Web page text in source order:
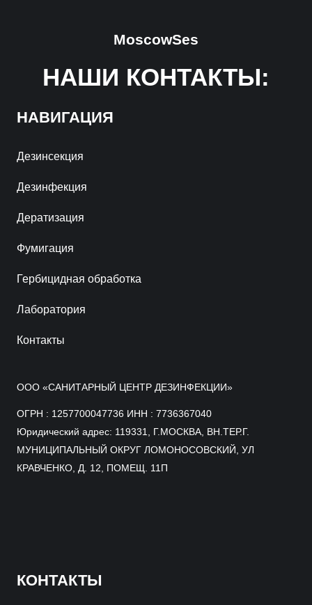
НАШИ КОНТАКТЫ:
MoscowSes
НАВИГАЦИЯ
Дезинсекция
Дезинфекция
Дератизация
Фумигация
Гербицидная обработка
Лаборатория
Контакты
ООО «САНИТАРНЫЙ ЦЕНТР ДЕЗИНФЕКЦИИ»
ОГРН : 1257700047736 ИНН : 7736367040
Юридический адрес: 119331, Г.МОСКВА, ВН.ТЕР.Г.
МУНИЦИПАЛЬНЫЙ ОКРУГ ЛОМОНОСОВСКИЙ, УЛ
КРАВЧЕНКО, Д. 12, ПОМЕЩ. 11П
КОНТАКТЫ